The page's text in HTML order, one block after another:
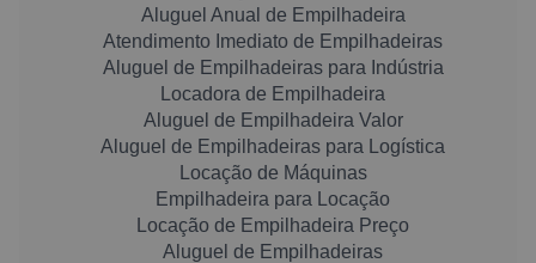
Aluguel Anual de Empilhadeira
Atendimento Imediato de Empilhadeiras
Aluguel de Empilhadeiras para Indústria
Locadora de Empilhadeira
Aluguel de Empilhadeira Valor
Aluguel de Empilhadeiras para Logística
Locação de Máquinas
Empilhadeira para Locação
Locação de Empilhadeira Preço
Aluguel de Empilhadeiras